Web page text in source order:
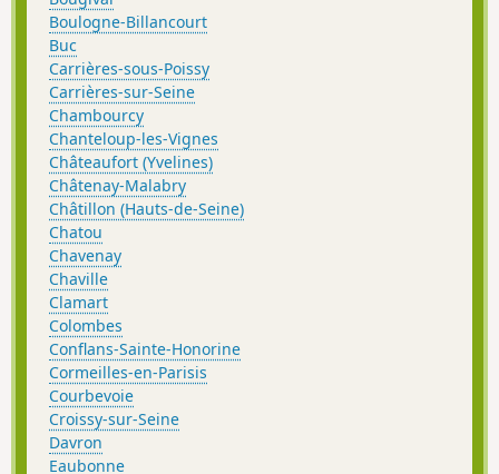
Boulogne-Billancourt
Buc
Carrières-sous-Poissy
Carrières-sur-Seine
Chambourcy
Chanteloup-les-Vignes
Châteaufort (Yvelines)
Châtenay-Malabry
Châtillon (Hauts-de-Seine)
Chatou
Chavenay
Chaville
Clamart
Colombes
Conflans-Sainte-Honorine
Cormeilles-en-Parisis
Courbevoie
Croissy-sur-Seine
Davron
Eaubonne